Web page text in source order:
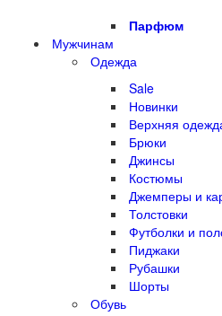
Парфюм
Мужчинам
Одежда
Sale
Новинки
Верхняя
Брюки
Джинсы
Костюмы
Джемперы и
Толстовки
Футболки и
Пиджаки
Рубашки
Шорты
Обувь